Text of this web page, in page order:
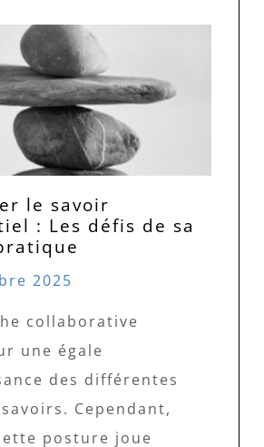
le savoir
: Les défis de sa
2025
collaborative
une égale
des différentes
Cependant,
posture joue